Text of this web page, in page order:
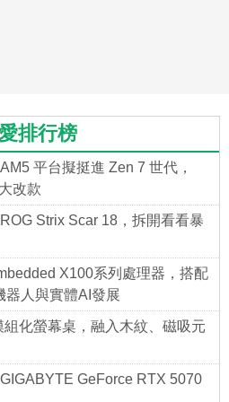
排行榜
平台擬挺進 Zen 7 世代，
改款
Strix Scar 18，拆開看看暴
X100系列處理器，搭配
器人與實體AI發展
化螢幕桌，融入木紋、磁吸元
GeForce RTX 5070